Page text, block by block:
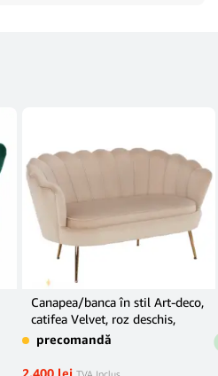
Canapea/banca în stil Art-deco,
catifea Velvet, roz deschis,
NOBLIN
precomandă
2.400 lei